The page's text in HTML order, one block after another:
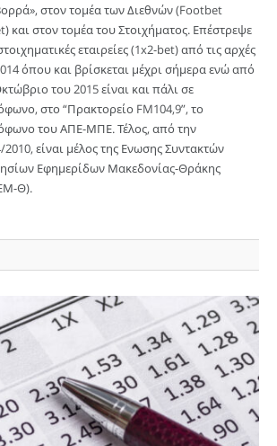
στον τομέα των Διεθνών (Footbet
και στον τομέα του Στοιχήματος. Επέστρεψε
εταιρείες (1x2-bet) από τις αρχές
όπου και βρίσκεται μέχρι σήμερα ενώ από
του 2015 είναι και πάλι σε
στο “Πρακτορείο FM104,9”, το
του ΑΠΕ-ΜΠΕ. Τέλος, από την
είναι μέλος της Ενωσης Συντακτών
Εφημερίδων Μακεδονίας-Θράκης
Θ).